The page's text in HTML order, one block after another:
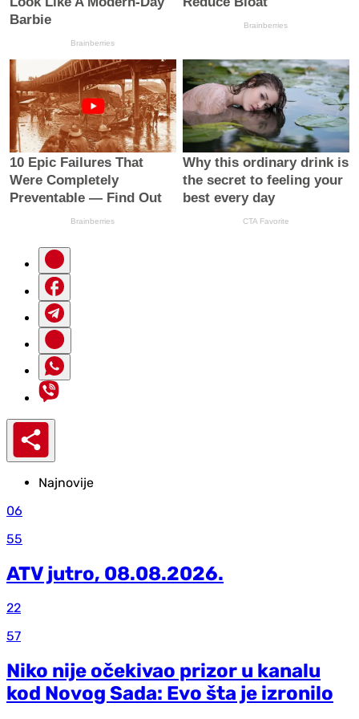
Najnovije
06
55
ATV jutro, 08.08.2026.
22
57
Niko nije očekivao prizor u kanalu
kod Novog Sada: Evo šta je izronilo